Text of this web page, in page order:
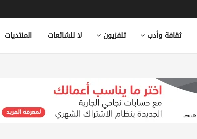
ثقافة وأدب تلفزيون لا للشائعات المنتديات